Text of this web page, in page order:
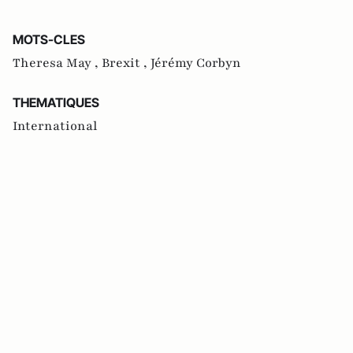
MOTS-CLES
Theresa May , Brexit , Jérémy Corbyn
THEMATIQUES
International